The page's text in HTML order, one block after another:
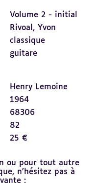
Volume 2 - initial
Rivoal, Yvon
classique
guitare
Henry Lemoine
1964
68306
82
25 €
ou pour tout autre
n’hésitez pas à
: